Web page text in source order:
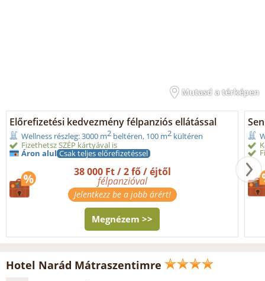
Mutasd a térképen
Előrefizetési kedvezmény félpanziós ellátással
Wellness részleg: 3000 m2 beltéren, 100 m2 kültéren
Fizethetsz SZÉP kártyával is
Áron alul Csak teljes előrefizetéssel
38 000 Ft / 2 fő / éjtől
félpanzióval
Jelentkezz be a jobb árért!
Megnézem >>
Hotel Narád Mátraszentimre